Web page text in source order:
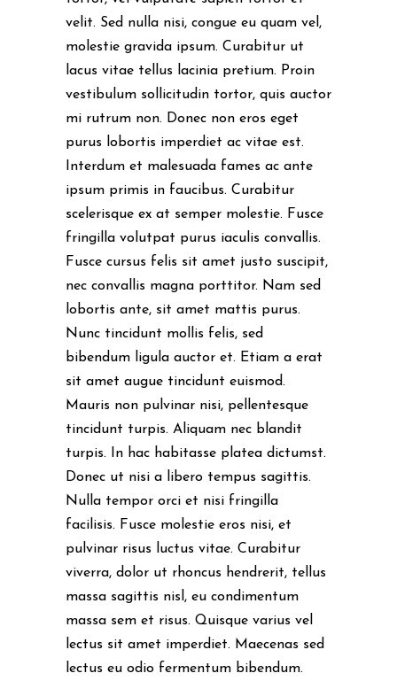
velit. Sed nulla nisi, congue eu quam vel,
molestie gravida ipsum. Curabitur ut
lacus vitae tellus lacinia pretium. Proin
vestibulum sollicitudin tortor, quis auctor
mi rutrum non. Donec non eros eget
purus lobortis imperdiet ac vitae est.
Interdum et malesuada fames ac ante
ipsum primis in faucibus. Curabitur
scelerisque ex at semper molestie. Fusce
fringilla volutpat purus iaculis convallis.
Fusce cursus felis sit amet justo suscipit,
nec convallis magna porttitor. Nam sed
lobortis ante, sit amet mattis purus.
Nunc tincidunt mollis felis, sed
bibendum ligula auctor et. Etiam a erat
sit amet augue tincidunt euismod.
Mauris non pulvinar nisi, pellentesque
tincidunt turpis. Aliquam nec blandit
turpis. In hac habitasse platea dictumst.
Donec ut nisi a libero tempus sagittis.
Nulla tempor orci et nisi fringilla
facilisis. Fusce molestie eros nisi, et
pulvinar risus luctus vitae. Curabitur
viverra, dolor ut rhoncus hendrerit, tellus
massa sagittis nisl, eu condimentum
massa sem et risus. Quisque varius vel
lectus sit amet imperdiet. Maecenas sed
lectus eu odio fermentum bibendum.